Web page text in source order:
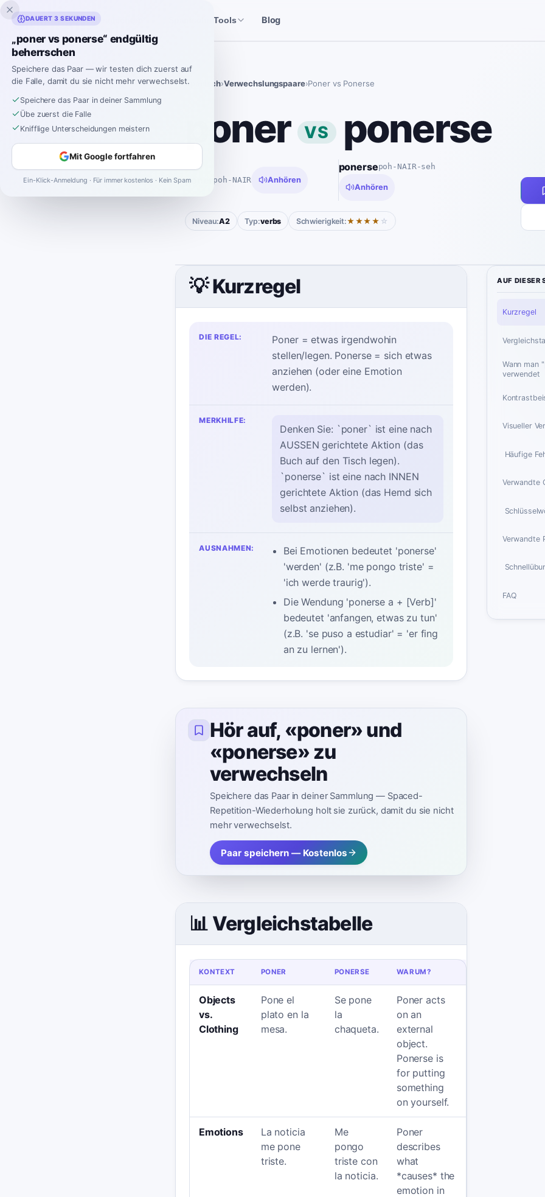
Inklingo Geschichten Spanische Tools Blog
Spanisch›Verwechslungspaare›Poner vs Ponerse
poner VS ponerse
poner poh-NAIR Anhören
|ponersepoh-NAIR-seh
Anhören
Niveau:A2 Typ:verbs Schwierigkeit:★★★★ ☆
💡 Kurzregel
DIE REGEL:
Poner = etwas irgendwohin
stellen/legen. Ponerse = sich etwas
anziehen (oder eine Emotion
werden).
MERKHILFE:
Denken Sie: `poner` ist eine nach
AUSSEN gerichtete Aktion (das
Buch auf den Tisch legen).
`ponerse` ist eine nach INNEN
gerichtete Aktion (das Hemd sich
selbst anziehen).
AUSNAHMEN:
Bei Emotionen bedeutet 'ponerse'
'werden' (z.B. 'me pongo triste' =
'ich werde traurig').
Die Wendung 'ponerse a + [Verb]'
bedeutet 'anfangen, etwas zu tun'
(z.B. 'se puso a estudiar' = 'er fing
an zu lernen').
Hör auf, «poner» und
«ponerse» zu
verwechseln
Speichere das Paar in deiner Sammlung — Spaced-
Repetition-Wiederholung holt sie zurück, damit du sie nicht
mehr verwechselst.
Paar speichern — Kostenlos
📊 Vergleichstabelle
KONTEXT PONER PONERSE WARUM?
Objects
vs.
Clothing
Pone el
plato en la
mesa.
Se pone
la
chaqueta.
Poner acts
on an
external
object.
Ponerse is
for putting
something
on yourself.
Emotions
La noticia
me pone
triste.
Me
pongo
triste con
la noticia.
Poner
describes
what
*causes* the
emotion in
AUF DIESER
Kurzregel
Wann man
verwendet
Visueller
Häufige
Verwandte
Verwandte
FAQ
DAUERT 3 SEKUNDEN
„poner vs ponerse“ endgültig
beherrschen
Speichere das Paar — wir testen dich zuerst auf
die Falle, damit du sie nicht mehr verwechselst.
Speichere das Paar in deiner Sammlung
Übe zuerst die Falle
Knifflige Unterscheidungen meistern
Mit Google fortfahren
Ein-Klick-Anmeldung · Für immer kostenlos · Kein Spam